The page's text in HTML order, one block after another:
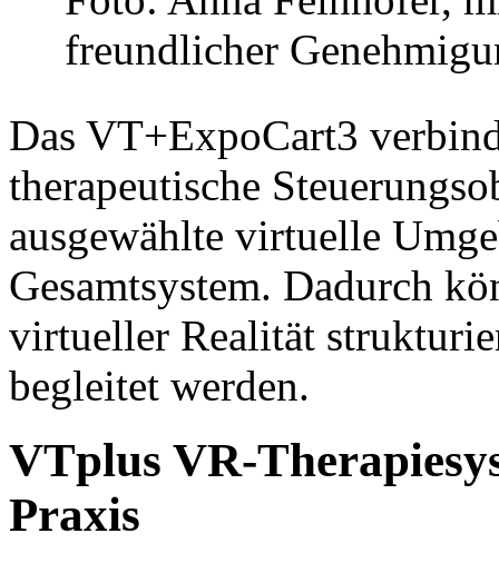
freundlicher
Das VT+ExpoCart3
therapeutische
ausgewählte virtuelle
Gesamtsystem. Dadurch
virtueller Realität
begleitet werden.
VTplus VR-
Praxis